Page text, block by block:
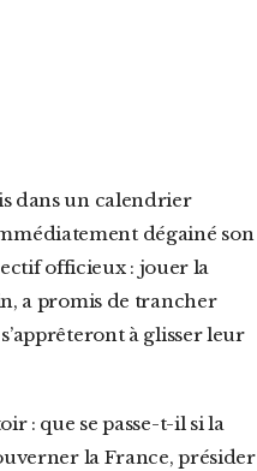
dans un calendrier
dégainé son
officieux : jouer la
a promis de trancher
à glisser leur
la France, présider